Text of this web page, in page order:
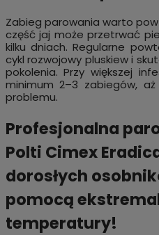
Zabieg parowania warto
część jaj może przetrwać
kilku dniach. Regularne
cykl rozwojowy pluskiew i
pokolenia. Przy większej
minimum 2–3 zabiegów,
problemu.
Profesjonalna
Polti Cimex
dorosłych
pomocą
temperatury!